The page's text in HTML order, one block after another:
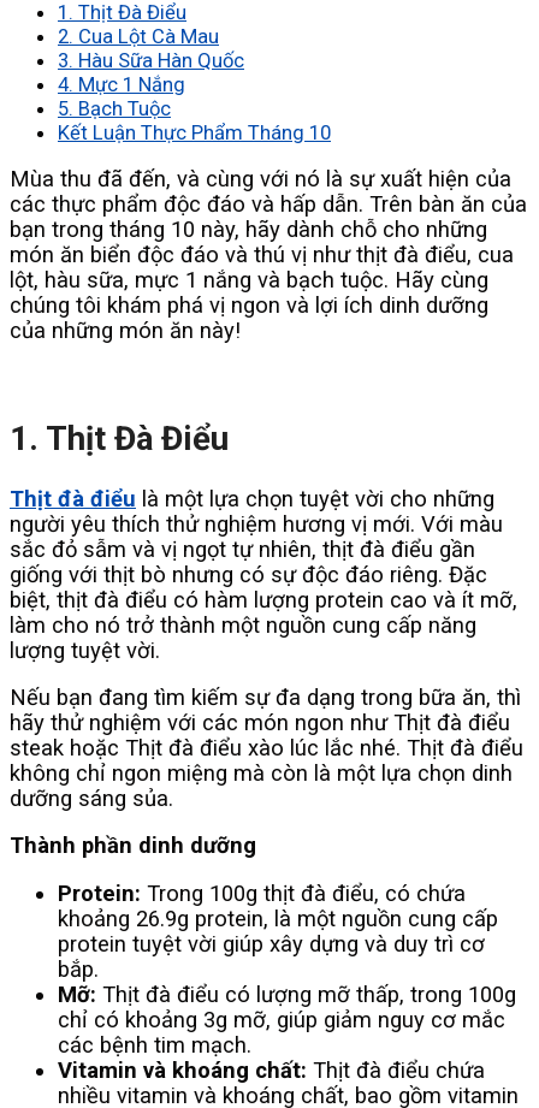
1. Thịt Đà Điểu
2. Cua Lột Cà Mau
3. Hàu Sữa Hàn Quốc
4. Mực 1 Nắng
5. Bạch Tuộc
Kết Luận Thực Phẩm Tháng 10
Mùa thu đã đến, và cùng với nó là sự xuất hiện của
các thực phẩm độc đáo và hấp dẫn. Trên bàn ăn của
bạn trong tháng 10 này, hãy dành chỗ cho những
món ăn biển độc đáo và thú vị như thịt đà điểu, cua
lột, hàu sữa, mực 1 nắng và bạch tuộc. Hãy cùng
chúng tôi khám phá vị ngon và lợi ích dinh dưỡng
của những món ăn này!
1. Thịt Đà Điểu
Thịt đà điểu là một lựa chọn tuyệt vời cho những
người yêu thích thử nghiệm hương vị mới. Với màu
sắc đỏ sẫm và vị ngọt tự nhiên, thịt đà điểu gần
giống với thịt bò nhưng có sự độc đáo riêng. Đặc
biệt, thịt đà điểu có hàm lượng protein cao và ít mỡ,
làm cho nó trở thành một nguồn cung cấp năng
lượng tuyệt vời.
Nếu bạn đang tìm kiếm sự đa dạng trong bữa ăn, thì
hãy thử nghiệm với các món ngon như Thịt đà điểu
steak hoặc Thịt đà điểu xào lúc lắc nhé. Thịt đà điểu
không chỉ ngon miệng mà còn là một lựa chọn dinh
dưỡng sáng sủa.
Thành phần dinh dưỡng
Protein: Trong 100g thịt đà điểu, có chứa
khoảng 26.9g protein, là một nguồn cung cấp
protein tuyệt vời giúp xây dựng và duy trì cơ
bắp.
Mỡ: Thịt đà điểu có lượng mỡ thấp, trong 100g
chỉ có khoảng 3g mỡ, giúp giảm nguy cơ mắc
các bệnh tim mạch.
Vitamin và khoáng chất: Thịt đà điểu chứa
nhiều vitamin và khoáng chất, bao gồm vitamin